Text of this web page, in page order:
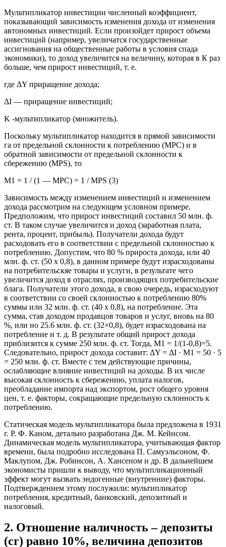
Мультипликатор инвестиции численный коэффициент,
показывающий зависимость изменения дохода от изменения
автономных инвестиций. Если произойдет прирост объема
инвестиций (например, увеличатся государственные
ассигнования на общественные работы в условия спада
экономики), то доход увеличится на величину, которая в К раз
больше, чем прирост инвестиций, т. е.
где ΔY приращение дохода;
ΔI — приращение инвестиций;
K -мультипликатор (множитель).
Поскольку мультипликатор находится в прямой зависимости
га от предельной склонности к потреблению (МРС) и в
обратной зависимости от предельной склонности к
сбережению (МРS), то
M1 = 1 / (1 — MPC) = 1 / MPS (3)
Зависимость между изменением инвестиций и изменением
дохода рассмотрим на следующем условном примере.
Предположим, что прирост инвестиций составил 50 млн. ф.
ст. В таком случае увеличится и доход (заработная плата,
рента, процент, прибыль). Получатели дохода будут
расходовать его в соответствии с предельной склонностью к
потреблению. Допустим, что 80 % прироста дохода, или 40
млн. ф. ст. (50 х 0,8), в данном примере будут израсходованы
на потре6ительскяе товары и услуги, в результате чего
увеличится доход в отраслях, производящих потребительские
блага. Получатели этого дохода, в свою очередь, израсходуют
в соответствии со своей склонностью к потреблению 80%
суммы или 32 млн. ф. ст. (40 х 0,8), на потребление. Эта
сумма, став доходом продавцов товаров и услуг, вновь на 80
%, или но 25.6 млн. ф. ст. (32×0,8), будет израсходована на
потребление и т. д. В результате общий прирост дохода
приблизится к сумме 250 млн. ф. ст. Тогда, M1 = 1/(1-0,8)=5.
Следовательно, прирост дохода составит: ΔY = ΔI · M1 = 50 · 5
= 250 млн. ф. ст. Вместе с тем действующие причины,
ослабляющие влияние инвестиций на доходы. В их числе
высокая склонность к сбережению, уплата налогов,
преобладание импорта над экспортом, рост общего уровня
цен, т. е. факторы, сокращающие предельную склонность к
потреблению.
Статическая модель мультипликатора была предложена в 1931
г. Р. Ф. Каном, детально разработана Дж. М. Кейнсом.
Динамическая модель мультипликатора, учитывающая фактор
времени, была подробно исследована П. Самуэльсоном, Ф.
Маклупом, Дж. Робинсон, А. Хансеном и др. В дальнейшем
экономисты пришли к выводу, что мультипликационный
эффект могут вызвать эндогенные (внутренние) факторы.
Подтверждением этому послужили: мультипликатор
потребления, кредитный, банковский, депозитный и
налоговый.
2. Отношение наличность – депозиты
(cr) равно 10%, величина депозитов